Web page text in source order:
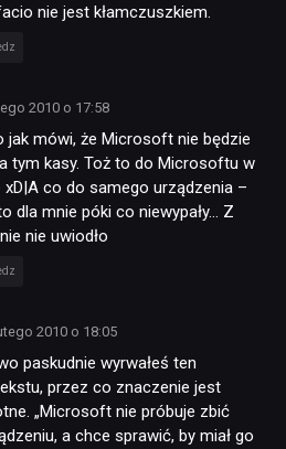
nie jest kłamczuszkiem.
2010 o 17:58
jak mówi, że Microsoft nie będzie
tym kasy. Toż to do Microsoftu w
xD|A co do samego urządzenia –
dla mnie póki co niewypały… Z
nie uwiodło
2010 o 18:05
paskudnie wyrwałeś ten
przez co znaczenie jest
„Microsoft nie próbuje zbić
a chce sprawić, by miał go